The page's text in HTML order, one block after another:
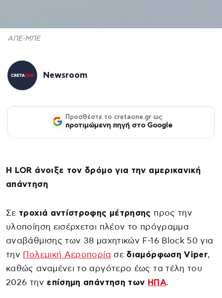
ΑΠΕ-ΜΠΕ
Newsroom
Προσθέστε το cretaone.gr ως
προτιμώμενη πηγή στο Google
Η LOR άνοιξε τον δρόμο για την αμερικανική
απάντηση
Σε τροχιά αντίστροφης μέτρησης προς την
υλοποίηση εισέρχεται πλέον το πρόγραμμα
αναβάθμισης των 38 μαχητικών F-16 Block 50 για
την Πολεμική Αεροπορία σε διαμόρφωση Viper,
καθώς αναμένει το αργότερο έως τα τέλη του
2026 την επίσημη απάντηση των ΗΠΑ.